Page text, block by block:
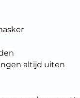
altijd uiten